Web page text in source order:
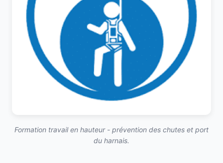
Formation travail en hauteur - prévention des chutes et port
du harnais.